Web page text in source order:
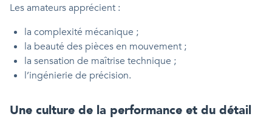
Les amateurs apprécient :
la complexité mécanique ;
la beauté des pièces en mouvement ;
la sensation de maîtrise technique ;
l’ingénierie de précision.
Une culture de la performance et du détail